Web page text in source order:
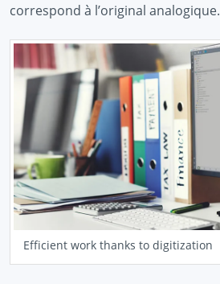
correspond à l’original analogique.
Efficient work thanks to digitization